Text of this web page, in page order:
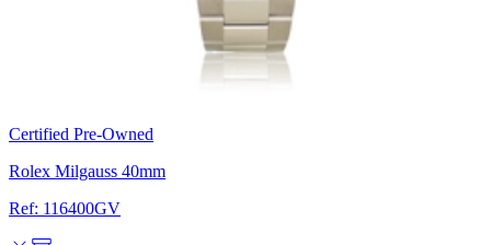
Certified Pre-Owned
Rolex Milgauss 40mm
Ref: 116400GV